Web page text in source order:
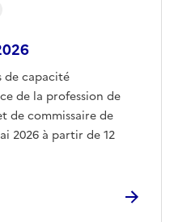
de capacité
de la profession de
de commissaire de
2026 à partir de 12